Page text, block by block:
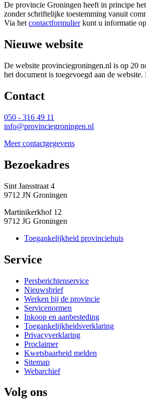
De provincie Groningen heeft in principe
zonder schriftelijke toestemming vanuit
Via het contactformulierkunt u informatie
Nieuwe website
De website provinciegroningen.nl is op 20
het document is toegevoegd aan de
Contact
050 - 316 49 11
info@provinciegroningen.nl
Meer contactgegevens
Bezoekadres
Sint Jansstraat 4
9712 JN Groningen
Martinikerkhof 12
9712 JG Groningen
Toegankelijkheid provinciehuis
Service
Persberichtenservice
Nieuwsbrief
Werken bij de provincie
Servicenormen
Inkoop en aanbesteding
Toegankelijkheidsverklaring
Privacyverklaring
Proclaimer
Kwetsbaarheid melden
Sitemap
Webarchief
Volg ons